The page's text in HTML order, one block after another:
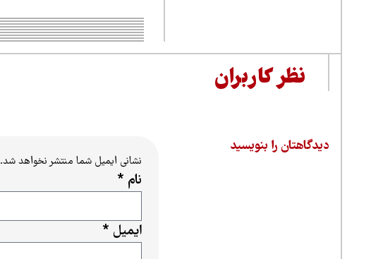
نظر کاربران
دیدگاهتان را بنویسید
نشانی ایمیل شما منتشر نخواهد شد.
نام *
ایمیل *